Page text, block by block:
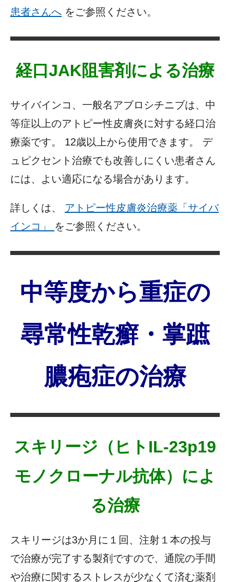
患者さんへ をご参照ください。
経口JAK阻害剤による治療
サイバインコ、一般名アブロシチニブは、中
等症以上のアトピー性皮膚炎に対する経口治
療薬です。 12歳以上から使用できます。 デ
ュピクセント治療でも改善しにくい患者さん
には、よい適応になる場合があります。
詳しくは、 アトピー性皮膚炎治療薬「サイバ
インコ」 をご参照ください。
中等度から重症の
尋常性乾癬・掌蹠
膿疱症の治療
スキリージ（ヒトIL-23p19
モノクローナル抗体）によ
る治療
スキリージは3か月に１回、注射１本の投与
で治療が完了する製剤ですので、通院の手間
や治療に関するストレスが少なくて済む薬剤